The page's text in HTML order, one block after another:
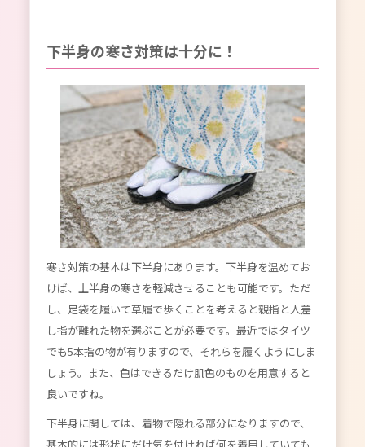
下半身の寒さ対策は十分に！
寒さ対策の基本は下半身にあります。下半身を温めてお
けば、上半身の寒さを軽減させることも可能です。ただ
し、足袋を履いて草履で歩くことを考えると親指と人差
し指が離れた物を選ぶことが必要です。最近ではタイツ
でも5本指の物が有りますので、それらを履くようにしま
しょう。また、色はできるだけ肌色のものを用意すると
良いですね。
下半身に関しては、着物で隠れる部分になりますので、
基本的には形状にだけ気を付ければ何を着用していても